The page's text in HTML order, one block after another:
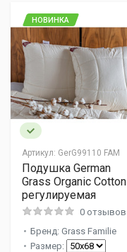
Артикул: GerG99110 FAM
НОВИНКА
Подушка German
Grass Organic Cotton
регулируемая
0 отзывов
Бренд: Grass Familie
Размер: